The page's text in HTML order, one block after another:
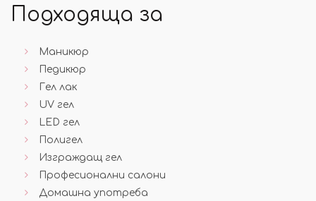
Подходяща за
Маникюр
Педикюр
Гел лак
UV гел
LED гел
Полигел
Изграждащ гел
Професионални салони
Домашна употреба